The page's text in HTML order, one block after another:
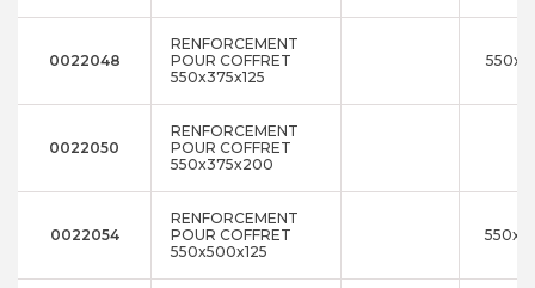
0022048
RENFORCEMENT
POUR COFFRET
550x375x125
0022050
RENFORCEMENT
POUR COFFRET
550x375x200
0022054
RENFORCEMENT
POUR COFFRET
550x500x125